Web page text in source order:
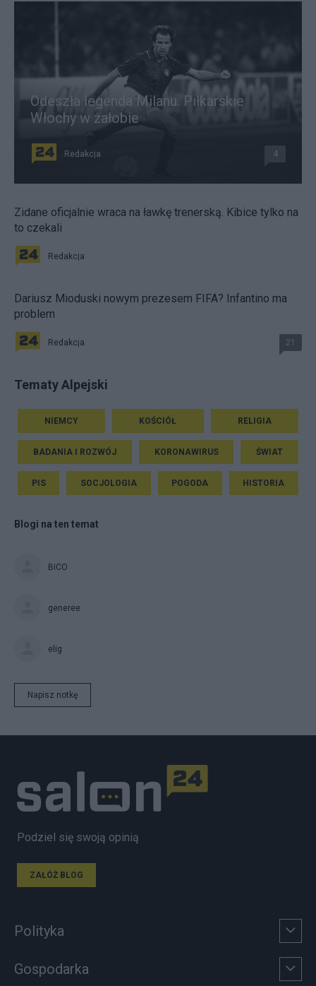
Odeszła legenda Milanu. Piłkarskie
Włochy w żałobie
Redakcja 4
Zidane oficjalnie wraca na ławkę trenerską. Kibice tylko na
to czekali
Redakcja
Dariusz Mioduski nowym prezesem FIFA? Infantino ma
problem
Redakcja 21
Tematy Alpejski
NIEMCY KOŚCIÓŁ RELIGIA
BADANIA I ROZWÓJ KORONAWIRUS ŚWIAT
PIS SOCJOLOGIA POGODA HISTORIA
Blogi na ten temat
BICO
generee
elig
Napisz notkę
Podziel się swoją opinią
ZAŁÓŻ BLOG
Polityka
Gospodarka